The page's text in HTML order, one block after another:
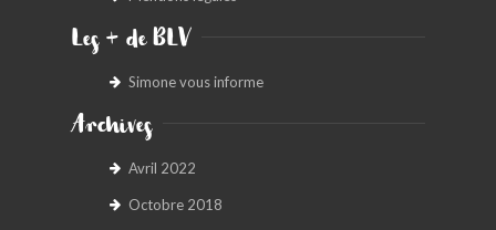
Les + de BLV
Simone vous informe
Archives
Avril 2022
Octobre 2018